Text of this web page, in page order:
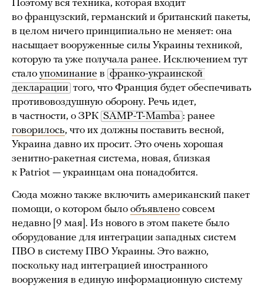
Поэтому вся техника, которая входит
во французский, германский и британский пакеты,
в целом ничего принципиально не меняет: она
насыщает вооруженные силы Украины техникой,
которую та уже получала ранее. Исключением тут
стало упоминание в франко-украинской
декларации того, что Франция будет обеспечивать
противовоздушную оборону. Речь идет,
в частности, о ЗРК SAMP-T-Mamba : ранее
говорилось, что их должны поставить весной,
Украина давно их просит. Это очень хорошая
зенитно-ракетная система, новая, близкая
к Patriot — украинцам она понадобится.
Сюда можно также включить американский пакет
помощи, о котором было объявлено совсем
недавно [9 мая]. Из нового в этом пакете было
оборудование для интеграции западных систем
ПВО в систему ПВО Украины. Это важно,
поскольку над интеграцией иностранного
вооружения в единую информационную систему